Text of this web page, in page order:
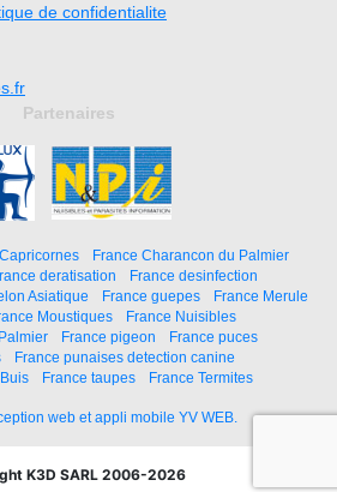
de confidentialite
Partenaires
France Charancon du Palmier
deratisation
France desinfection
Asiatique France guepes
France Merule
Moustiques
France Nuisibles
France pigeon
France puces
France punaises detection canine
France taupes France Termites
web et appli mobile YV WEB.
K3D SARL 2006-2026